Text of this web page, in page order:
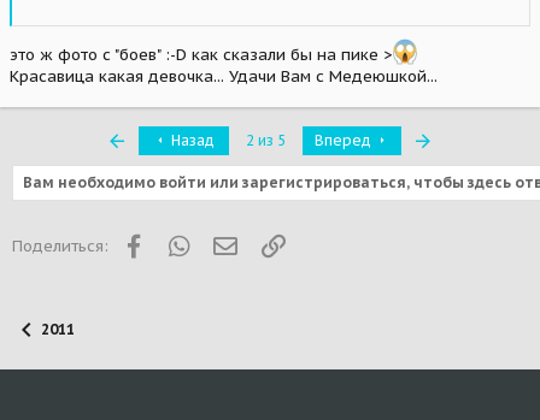
это ж фото с "боев" :-D как сказали бы на пике >
Красавица какая девочка... Удачи Вам с Медеюшкой...
ПервыйНазад 2 из 5 Вперед
Вам необходимо войти или зарегистрироваться, чтобы здесь
Поделиться: FacebookWhatsAppЭлектронная почта
Ссылка
2011